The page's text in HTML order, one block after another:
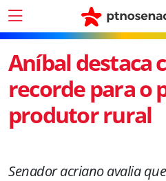
Aníbal destaca
recorde para o
produtor rural
Senador acriano avalia